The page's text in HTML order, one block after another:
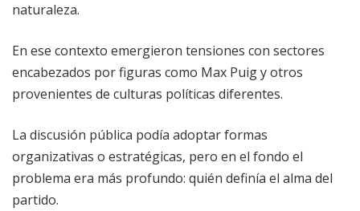
naturaleza.
En ese contexto emergieron tensiones con sectores
encabezados por figuras como Max Puig y otros
provenientes de culturas políticas diferentes.
La discusión pública podía adoptar formas
organizativas o estratégicas, pero en el fondo el
problema era más profundo: quién definía el alma del
partido.